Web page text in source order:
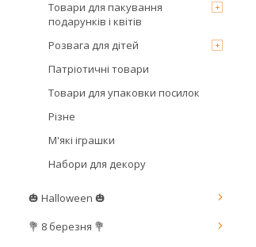
Товари для пакування
подарунків і квітів
Розвага для дітей
Патріотичні товари
Товари для упаковки посилок
Різне
М'які іграшки
Набори для декору
🎃 Halloween 🎃
💐 8 березня 💐